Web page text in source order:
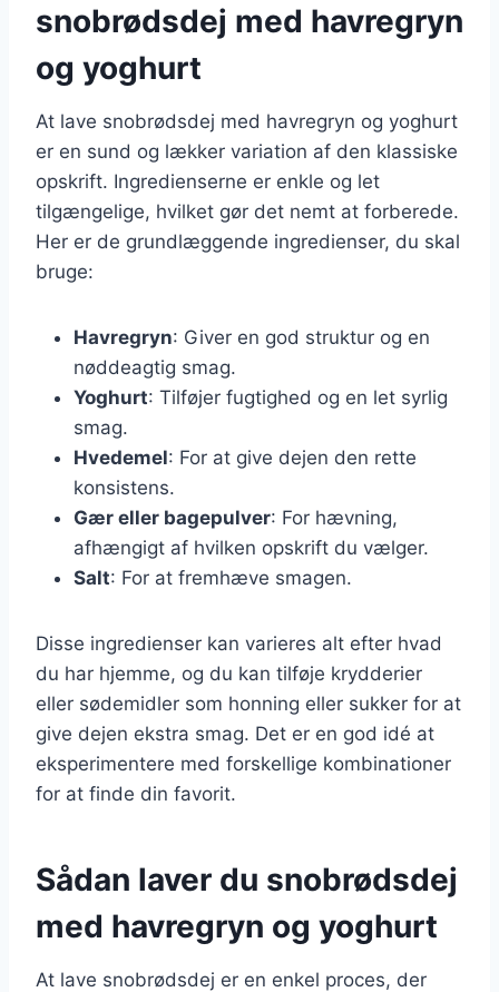
snobrødsdej med havregryn
og yoghurt
At lave snobrødsdej med havregryn og yoghurt
er en sund og lækker variation af den klassiske
opskrift. Ingredienserne er enkle og let
tilgængelige, hvilket gør det nemt at forberede.
Her er de grundlæggende ingredienser, du skal
bruge:
Havregryn: Giver en god struktur og en
nøddeagtig smag.
Yoghurt: Tilføjer fugtighed og en let syrlig
smag.
Hvedemel: For at give dejen den rette
konsistens.
Gær eller bagepulver: For hævning,
afhængigt af hvilken opskrift du vælger.
Salt: For at fremhæve smagen.
Disse ingredienser kan varieres alt efter hvad
du har hjemme, og du kan tilføje krydderier
eller sødemidler som honning eller sukker for at
give dejen ekstra smag. Det er en god idé at
eksperimentere med forskellige kombinationer
for at finde din favorit.
Sådan laver du snobrødsdej
med havregryn og yoghurt
At lave snobrødsdej er en enkel proces, der